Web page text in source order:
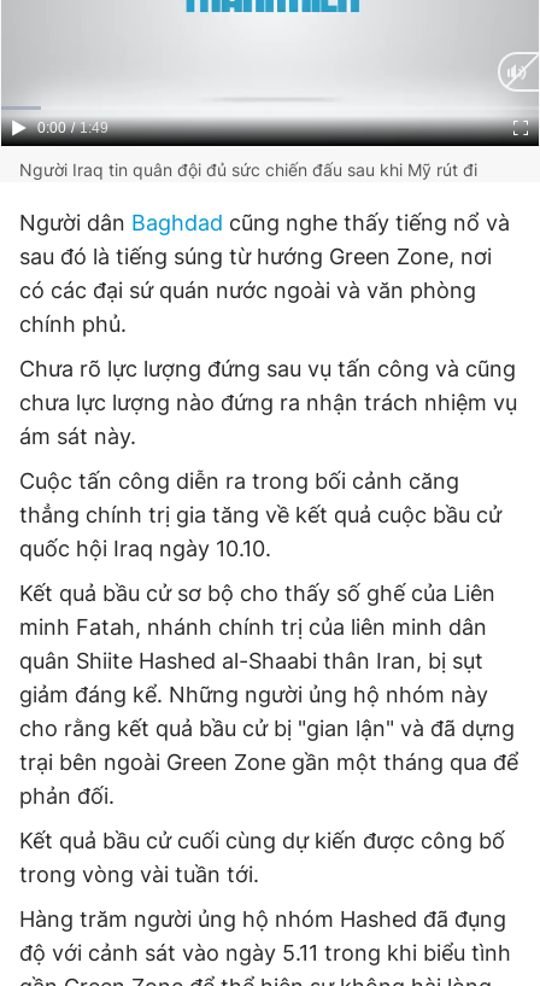
Current
Time
0:00 / Duration
1:49
Người Iraq tin quân đội đủ sức chiến đấu sau khi Mỹ rút đi
Người dân Baghdad cũng nghe thấy tiếng nổ và
sau đó là tiếng súng từ hướng Green Zone, nơi
có các đại sứ quán nước ngoài và văn phòng
chính phủ.
Chưa rõ lực lượng đứng sau vụ tấn công và cũng
chưa lực lượng nào đứng ra nhận trách nhiệm vụ
ám sát này.
Cuộc tấn công diễn ra trong bối cảnh căng
thẳng chính trị gia tăng về kết quả cuộc bầu cử
quốc hội Iraq ngày 10.10.
Kết quả bầu cử sơ bộ cho thấy số ghế của Liên
minh Fatah, nhánh chính trị của liên minh dân
quân Shiite Hashed al-Shaabi thân Iran, bị sụt
giảm đáng kể. Những người ủng hộ nhóm này
cho rằng kết quả bầu cử bị "gian lận" và đã dựng
trại bên ngoài Green Zone gần một tháng qua để
phản đối.
Kết quả bầu cử cuối cùng dự kiến được công bố ​​
trong vòng vài tuần tới.
Hàng trăm người ủng hộ nhóm Hashed đã đụng
độ với cảnh sát vào ngày 5.11 trong khi biểu tình